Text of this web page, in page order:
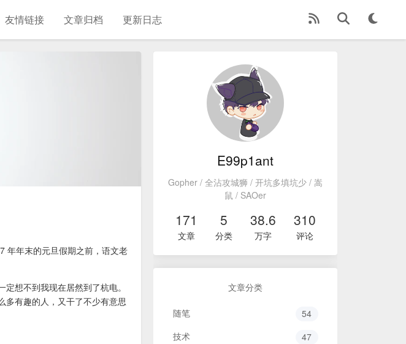
友情链接 文章归档 更新日志
年年末的元旦假期之前，语文老
想不到我现在居然到了杭电。
多有趣的人，又干了不少有意思
E99p1ant
Gopher / 全沾攻城狮 / 开坑多填坑少 / 嵩
鼠 / SAOer
171
文章
5
分类
38.6
万字
310
评论
文章分类
随笔
54
技术
47